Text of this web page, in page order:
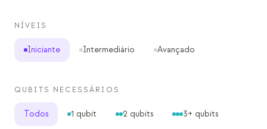
SOBRE
Nossa história
NÍVEIS
Iniciante Intermediário Avançado
QUBITS NECESSÁRIOS
Todos 1 qubit 2 qubits 3+ qubits